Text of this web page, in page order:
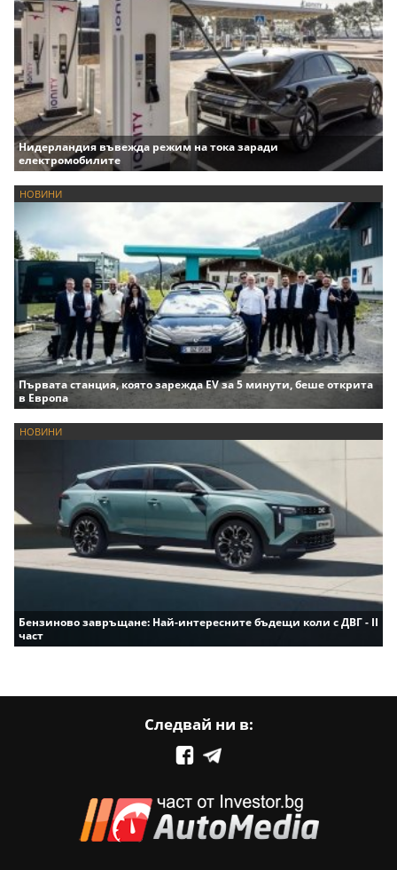
Нидерландия въвежда режим на тока заради
електромобилите
НОВИНИ
Първата станция, която зарежда EV за 5 минути, беше открита
в Европа
НОВИНИ
Бензиново завръщане: Най-интересните бъдещи коли с ДВГ - II
част
Следвай ни в: